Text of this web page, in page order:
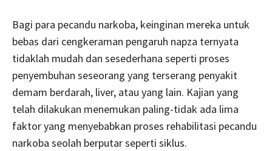
Bagi para pecandu narkoba, keinginan mereka untuk
bebas dari cengkeraman pengaruh napza ternyata
tidaklah mudah dan sesederhana seperti proses
penyembuhan seseorang yang terserang penyakit
demam berdarah, liver, atau yang lain. Kajian yang
telah dilakukan menemukan paling-tidak ada lima
faktor yang menyebabkan proses rehabilitasi pecandu
narkoba seolah berputar seperti siklus.